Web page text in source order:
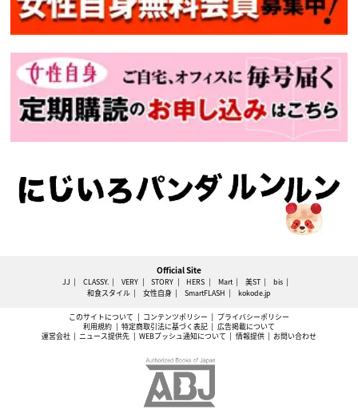
Official Site
JJ CLASSY. VERY STORY HERS Mart 美ST
bis
和食スタイル
女性自身 SmartFLASH kokode.jp
このサイトについて コンテンツポリシー
プライバシーポリシー
利用規約
特定商取引法に基づく表記
広告掲載について
運営会社
ニュース提供先 WEBプッシュ通知について 情報提供 お問い合わせ